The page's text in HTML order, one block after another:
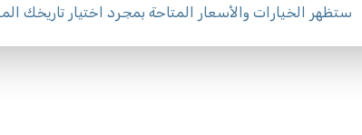
ستظهر الخيارات والأسعار المتاحة بمجرد اختيار تاريخك